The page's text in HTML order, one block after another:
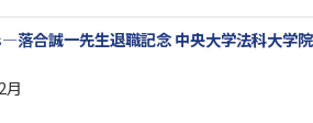
誠一先生退職記念 中央大学法科大学院